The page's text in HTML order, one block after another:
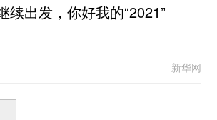
续出发，你好我的“2021”
新华网